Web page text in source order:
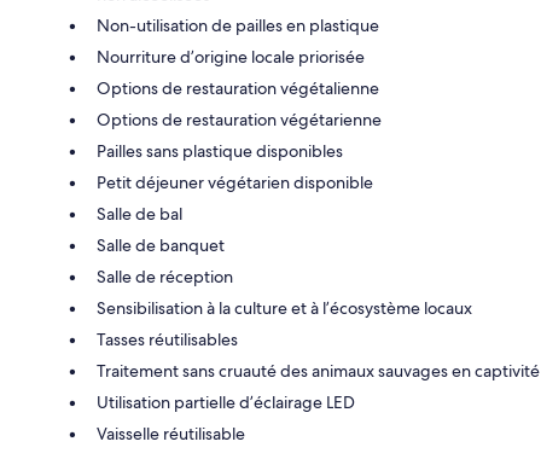
Non-utilisation de pailles en plastique
Nourriture d’origine locale priorisée
Options de restauration végétalienne
Options de restauration végétarienne
Pailles sans plastique disponibles
Petit déjeuner végétarien disponible
Salle de bal
Salle de banquet
Salle de réception
Sensibilisation à la culture et à l’écosystème locaux
Tasses réutilisables
Traitement sans cruauté des animaux sauvages en captivité
Utilisation partielle d’éclairage LED
Vaisselle réutilisable